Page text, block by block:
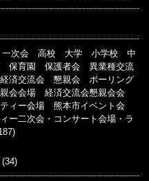
一次会 高校 大学 小学校 中
育園 保護者会 異業種交流
交流会 懇親会 ボーリング
会会場 経済交流会懇親会会
ー会場 熊本市イベント会
二次会・コンサート会場・ラ
(34)